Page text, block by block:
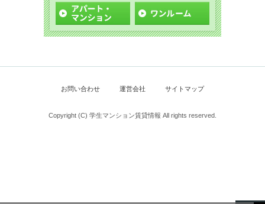
お問い合わせ 運営会社 サイトマップ
Copyright (C) 学生マンション賃貸情報 All rights reserved.